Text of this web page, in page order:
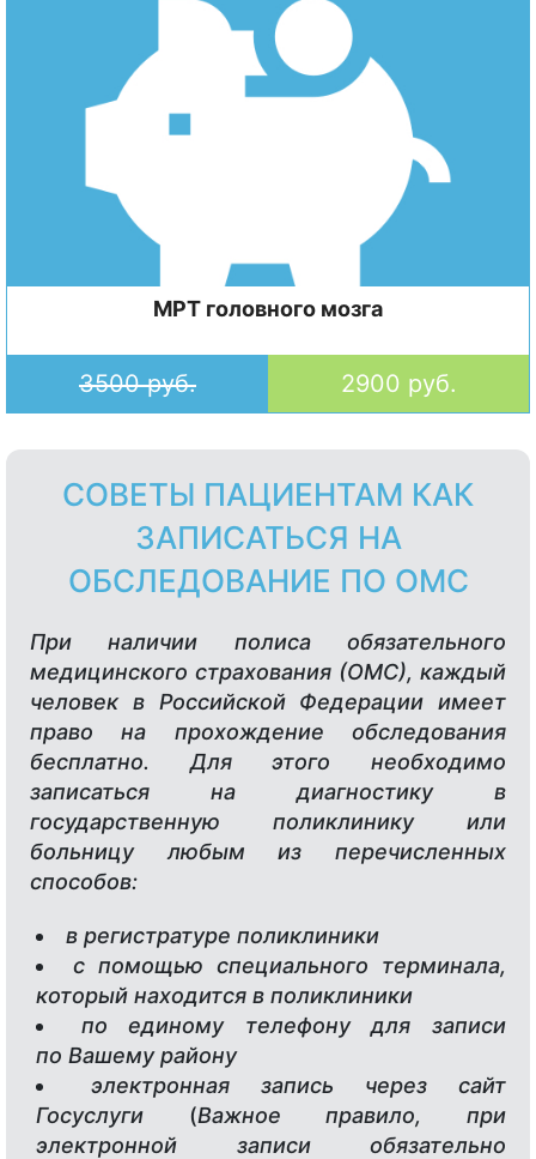
МРТ головного мозга
3500 руб. 2900 руб.
СОВЕТЫ ПАЦИЕНТАМ КАК
ЗАПИСАТЬСЯ НА
ОБСЛЕДОВАНИЕ ПО ОМС
При наличии полиса обязательного
медицинского страхования (ОМС), каждый
человек в Российской Федерации имеет
право на прохождение обследования
бесплатно. Для этого необходимо
записаться на диагностику в
государственную поликлинику или
больницу любым из перечисленных
способов:
в регистратуре поликлиники
с помощью специального терминала,
который находится в поликлиники
по единому телефону для записи
по Вашему району
электронная запись через сайт
Госуслуги (Важное правило, при
электронной записи обязательно